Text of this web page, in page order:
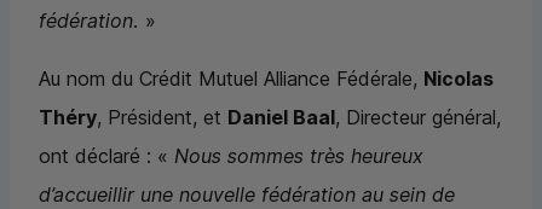
fédération. »
Au nom du Crédit Mutuel Alliance Fédérale, Nicolas
Théry, Président, et Daniel Baal, Directeur général,
ont déclaré : « Nous sommes très heureux
d’accueillir une nouvelle fédération au sein de